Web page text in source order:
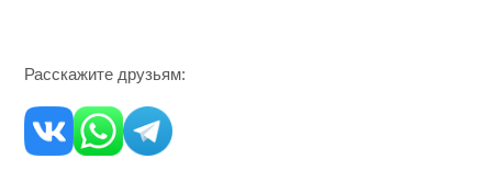
Расскажите друзьям: